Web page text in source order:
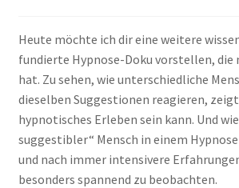
Heute möchte ich dir eine weitere
fundierte Hypnose-Doku vorstellen,
hat. Zu sehen, wie unterschiedliche
dieselben Suggestionen reagieren,
hypnotisches Erleben sein kann. Und
suggestibler“ Mensch in einem
und nach immer intensivere
besonders spannend zu beobachten.